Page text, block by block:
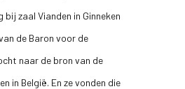
zaal Vianden in Ginneken
de Baron voor de
naar de bron van de
in België. En ze vonden die